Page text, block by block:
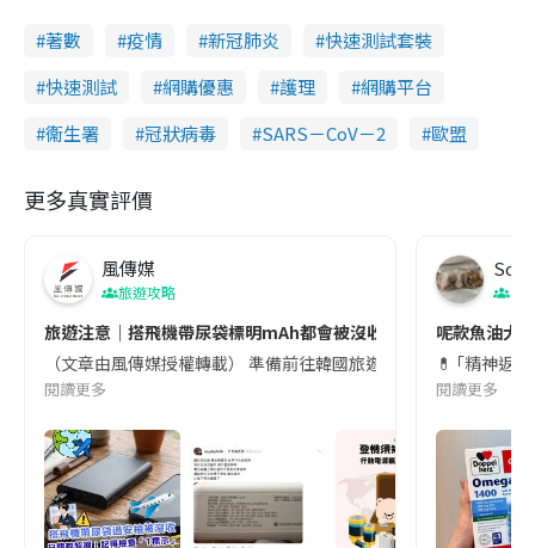
著數 疫情 新冠肺炎
快速測試套裝
快速測試
網購優惠 護理
網購平台
衞生署
冠狀病毒 SARS－CoV－2 歐盟
更多真實評價
風傳媒
旅遊攻略
旅遊注意｜搭飛機帶尿袋標明mAh都會被沒收😱出發前切記檢查
（文章由風傳媒授權轉載） 準備前往韓國旅遊的民眾，近期要
閱讀更多
Soul
呢款魚油大
💊 ｢精神返
閱讀更多